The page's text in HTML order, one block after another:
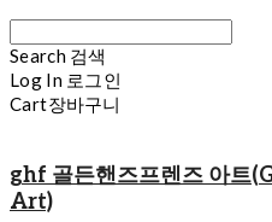
Search 검색
Log In 로그인
Cart장바구니
ghf 골든핸즈프렌즈 아트
Art)